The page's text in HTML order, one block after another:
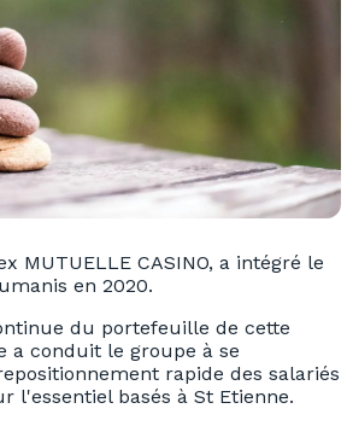
MUTUELLE CASINO, a intégré le
en 2020.
du portefeuille de cette
conduit le groupe à se
rapide des salariés
l'essentiel basés à St Etienne.